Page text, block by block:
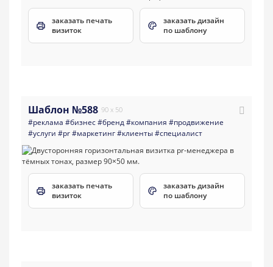
заказать печать
визиток
заказать дизайн
по шаблону
Шаблон №588 90 x 50
#реклама #бизнес#бренд#компания #продвижение
#услуги #pr#маркетинг#клиенты#специалист
заказать печать
визиток
заказать дизайн
по шаблону